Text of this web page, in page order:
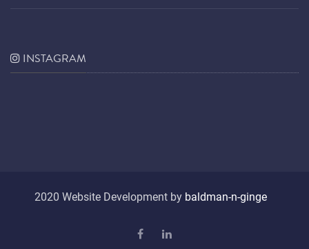
INSTAGRAM
2020 Website Development by baldman-n-ginge